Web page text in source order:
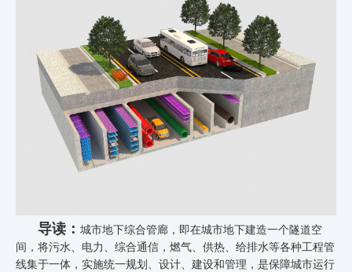
导读： 城市地下综合管廊，即在城市地下建造一个隧道空
间，将污水、电力、综合通信，燃气、供热、给排水等各种工程管
线集于一体，实施统一规划、设计、建设和管理，是保障城市运行